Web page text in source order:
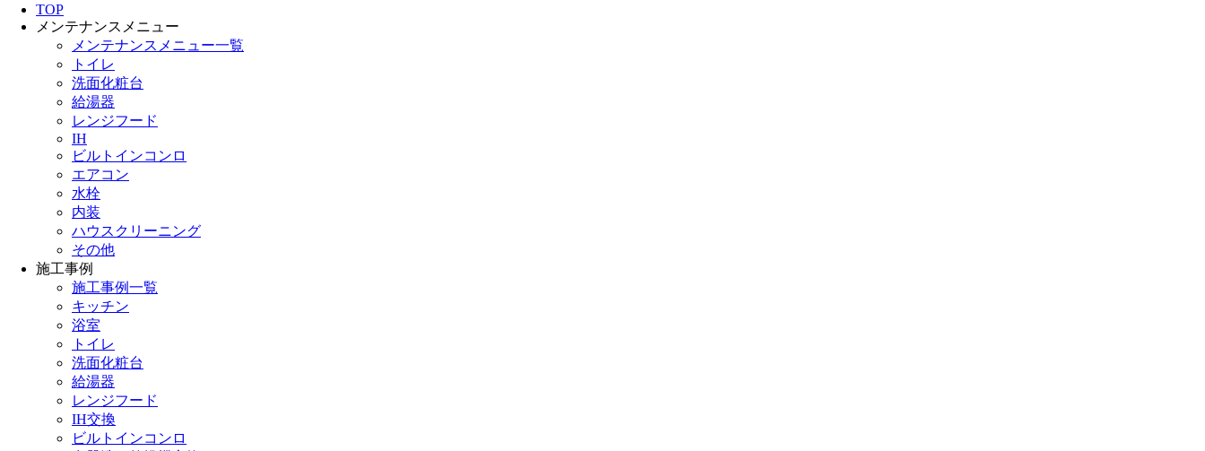
TOP
メンテナンスメニュー
メンテナンスメニュー一覧
トイレ
洗面化粧台
給湯器
レンジフード
IH
ビルトインコンロ
エアコン
水栓
内装
ハウスクリーニング
その他
施工事例
施工事例一覧
キッチン
浴室
トイレ
洗面化粧台
給湯器
レンジフード
IH交換
ビルトインコンロ